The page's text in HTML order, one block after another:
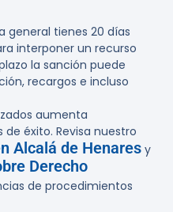
general tienes 20 días
interponer un recurso
la sanción puede
recargos e incluso
aumenta
éxito. Revisa nuestro
Alcalá de Henares y
Derecho
de procedimientos